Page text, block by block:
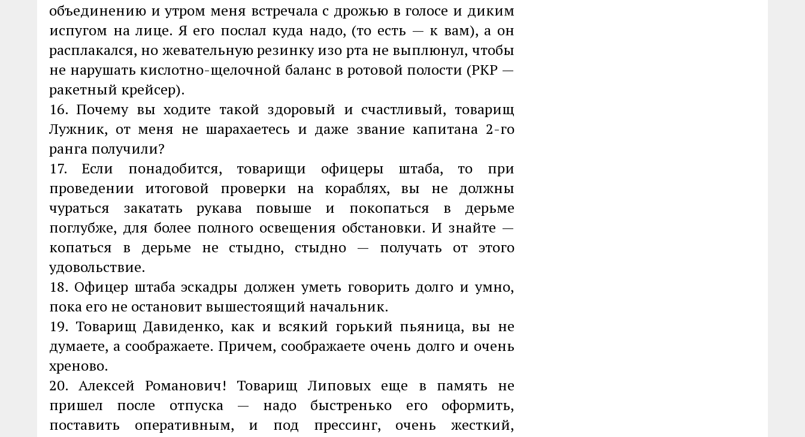
объединению и утром меня встречала с дрожью в голосе и диким
испугом на лице. Я его послал куда надо, (то есть — к вам), а он
расплакался, но жевательную резинку изо рта не выплюнул, чтобы
не нарушать кислотно-щелочной баланс в ротовой полости (РКР —
ракетный крейсер).
16. Почему вы ходите такой здоровый и счастливый, товарищ
Лужник, от меня не шарахаетесь и даже звание капитана 2-го
ранга получили?
17. Если понадобится, товарищи офицеры штаба, то при
проведении итоговой проверки на кораблях, вы не должны
чураться закатать рукава повыше и покопаться в дерьме
поглубже, для более полного освещения обстановки. И знайте —
копаться в дерьме не стыдно, стыдно — получать от этого
удовольствие.
18. Офицер штаба эскадры должен уметь говорить долго и умно,
пока его не остановит вышестоящий начальник.
19. Товарищ Давиденко, как и всякий горький пьяница, вы не
думаете, а соображаете. Причем, соображаете очень долго и очень
хреново.
20. Алексей Романович! Товарищ Липовых еще в память не
пришел после отпуска — надо быстренько его оформить,
поставить оперативным, и под прессинг, очень жесткий,